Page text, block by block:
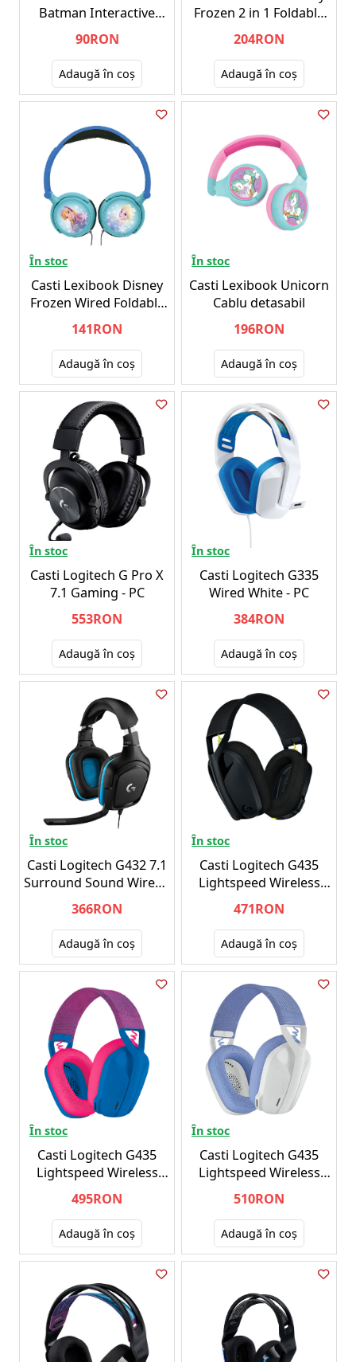
Batman Interactive
Boom Albastru/Galben
90RON
Adaugă în coş
Frozen 2 in 1 Foldable
(HPBT010FZ)
204RON
Adaugă în coş
În stoc
Casti Lexibook Disney
Frozen Wired Foldable
(HP010FZ)
141RON
Adaugă în coş
În stoc
Casti Lexibook Unicorn
Cablu detasabil
196RON
Adaugă în coş
În stoc
Casti Logitech G Pro X
7.1 Gaming - PC
553RON
Adaugă în coş
În stoc
Casti Logitech G335
Wired White - PC
384RON
Adaugă în coş
În stoc
Casti Logitech G432 7.1
Surround Sound Wired -
PC
366RON
Adaugă în coş
În stoc
Casti Logitech G435
Lightspeed Wireless
Black - PC
471RON
Adaugă în coş
În stoc
Casti Logitech G435
Lightspeed Wireless
Gaming Blue/Pink - PC
495RON
Adaugă în coş
În stoc
Casti Logitech G435
Lightspeed Wireless
White - PC
510RON
Adaugă în coş